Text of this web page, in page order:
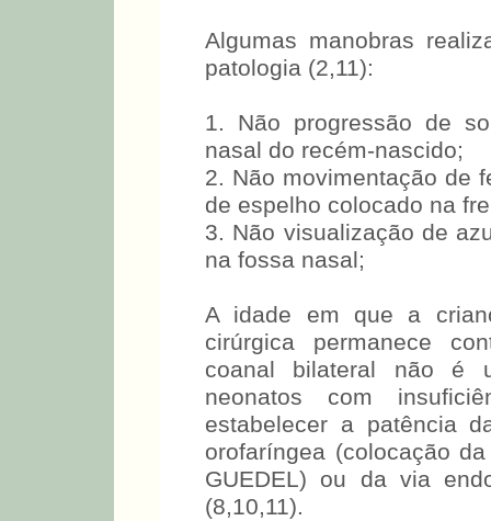
Algumas manobras
patologia (2,11):
1. Não progressão de
nasal do recém-nascido;
2. Não movimentação de
de espelho colocado na
3. Não visualização de
na fossa nasal;
A idade em que a
cirúrgica permanece
coanal bilateral não é
neonatos com
estabelecer a patência
orofaríngea (colocação
GUEDEL) ou da via
(8,10,11).